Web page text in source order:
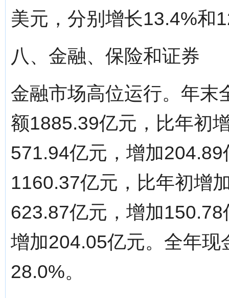
美元，分别增长13.4%和
八、金融、保险和证券
金融市场高位运行。年末
额1885.39亿元，比年初
571.94亿元，增加
1160.37亿元，比年初增
623.87亿元，增加
增加204.05亿元。全年
28.0%。